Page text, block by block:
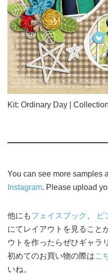
Kit: Ordinary Day | Collection
You can see more samples
Instagram. Please upload
他にもフェイスブック ピ
にてレイアウトを見ること
ウトを作ったらぜひギャラ
初めてのお買い物の際はこ
いね。